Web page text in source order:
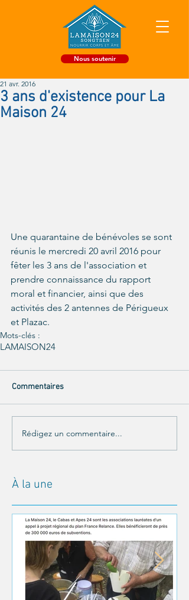
Nous soutenir
3 ans d'existence pour La
Maison 24
21 avr. 2016
Une quarantaine de bénévoles se sont
réunis le mercredi 20 avril 2016 pour
fêter les 3 ans de l'association et
prendre connaissance du rapport
moral et financier, ainsi que des
activités des 2 antennes de Périgueux
et Plazac.
Mots-clés :
LAMAISON24
Commentaires
Rédigez un commentaire...
À la une